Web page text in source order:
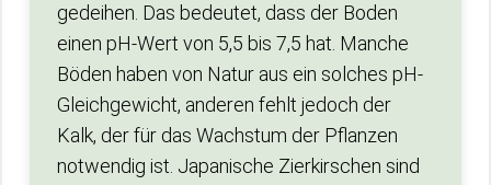
gedeihen. Das bedeutet, dass der Boden
einen pH-Wert von 5,5 bis 7,5 hat. Manche
Böden haben von Natur aus ein solches pH-
Gleichgewicht, anderen fehlt jedoch der
Kalk, der für das Wachstum der Pflanzen
notwendig ist. Japanische Zierkirschen sind